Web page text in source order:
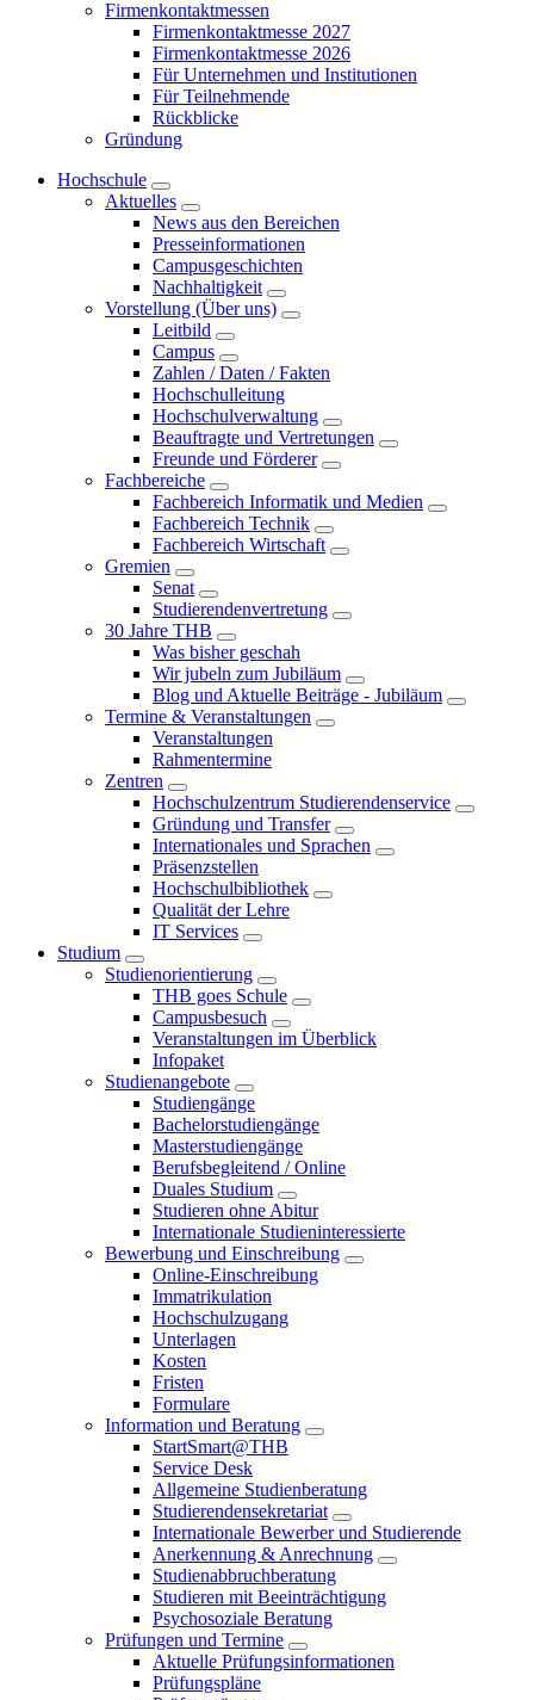
Firmenkontaktmessen
Firmenkontaktmesse 2027
Firmenkontaktmesse 2026
Für Unternehmen und Institutionen
Für Teilnehmende
Rückblicke
Gründung
Hochschule
Aktuelles
News aus den Bereichen
Presseinformationen
Campusgeschichten
Nachhaltigkeit
Vorstellung (Über uns)
Leitbild
Campus
Zahlen / Daten / Fakten
Hochschulleitung
Hochschulverwaltung
Beauftragte und Vertretungen
Freunde und Förderer
Fachbereiche
Fachbereich Informatik und Medien
Fachbereich Technik
Fachbereich Wirtschaft
Gremien
Senat
Studierendenvertretung
30 Jahre THB
Was bisher geschah
Wir jubeln zum Jubiläum
Blog und Aktuelle Beiträge - Jubiläum
Termine & Veranstaltungen
Veranstaltungen
Rahmentermine
Zentren
Hochschulzentrum Studierendenservice
Gründung und Transfer
Internationales und Sprachen
Präsenzstellen
Hochschulbibliothek
Qualität der Lehre
IT Services
Studium
Studienorientierung
THB goes Schule
Campusbesuch
Veranstaltungen im Überblick
Infopaket
Studienangebote
Studiengänge
Bachelorstudiengänge
Masterstudiengänge
Berufsbegleitend / Online
Duales Studium
Studieren ohne Abitur
Internationale Studieninteressierte
Bewerbung und Einschreibung
Online-Einschreibung
Immatrikulation
Hochschulzugang
Unterlagen
Kosten
Fristen
Formulare
Information und Beratung
StartSmart@THB
Service Desk
Allgemeine Studienberatung
Studierendensekretariat
Internationale Bewerber und Studierende
Anerkennung & Anrechnung
Studienabbruchberatung
Studieren mit Beeinträchtigung
Psychosoziale Beratung
Prüfungen und Termine
Aktuelle Prüfungsinformationen
Prüfungspläne